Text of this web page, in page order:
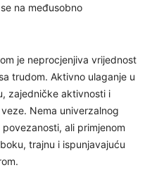
na međusobno
je neprocjenjiva vrijednost
trudom. Aktivno ulaganje u
zajedničke aktivnosti i
Nema univerzalnog
ali primjenom
trajnu i ispunjavajuću